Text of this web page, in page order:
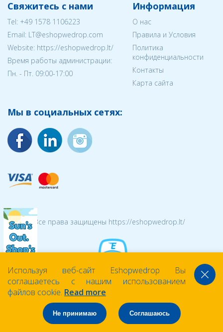
Свяжитесь с нами
Tel: +49 1578 1106223
Email: LT@eshopwedrop.com
Website: https://eshopwedrop.lt/
Время работы администрации:
Пн. - Пт. 09:00-17:00
Информация
О нас
Правила и Условия
Политика
конфиденциальности
Контакты
Карта сайта
Мы в социальных сетях:
© 2026 Все права защищены https://eshopwedrop.lt/
Используя веб-сайт Eshopwedrop Вы
соглашаетесь с нашим использованием
файлов cookie. Read more
Не принимаю Соглашаюсь